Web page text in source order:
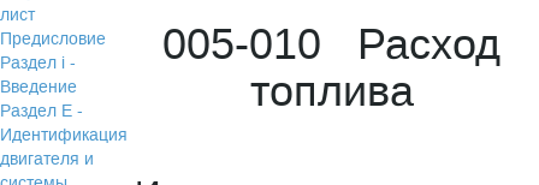
лист
Предисловие
Раздел i -
Введение
Раздел Е -
Идентификация
двигателя и
005-010 Расход
топлива